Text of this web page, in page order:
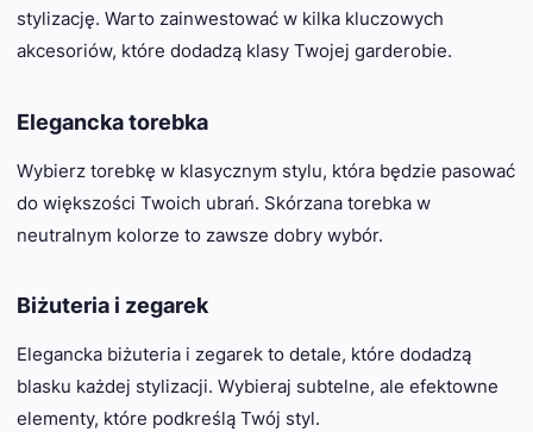
stylizację. Warto zainwestować w kilka kluczowych
akcesoriów, które dodadzą klasy Twojej garderobie.
Elegancka torebka
Wybierz torebkę w klasycznym stylu, która będzie pasować
do większości Twoich ubrań. Skórzana torebka w
neutralnym kolorze to zawsze dobry wybór.
Biżuteria i zegarek
Elegancka biżuteria i zegarek to detale, które dodadzą
blasku każdej stylizacji. Wybieraj subtelne, ale efektowne
elementy, które podkreślą Twój styl.